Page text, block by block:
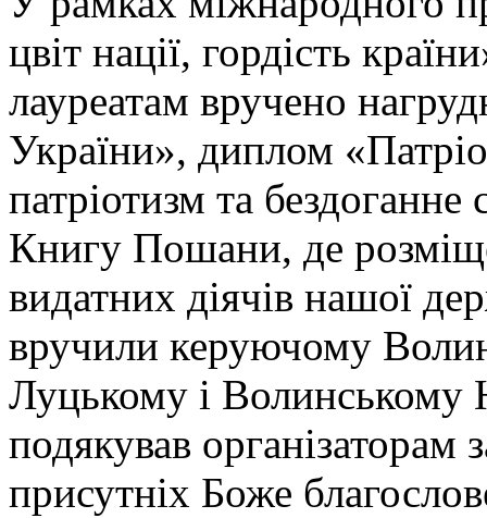
цвіт нації, гордість
лауреатам вручено
України», диплом
патріотизм та
Книгу Пошани, де
видатних діячів нашої
вручили керуючому
Луцькому і Волинському
подякував організаторам
присутніх Боже